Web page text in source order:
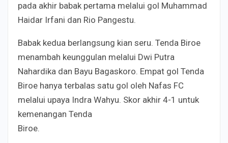
pada akhir babak pertama melalui gol Muhammad
Haidar Irfani dan Rio Pangestu.
Babak kedua berlangsung kian seru. Tenda Biroe
menambah keunggulan melalui Dwi Putra
Nahardika dan Bayu Bagaskoro. Empat gol Tenda
Biroe hanya terbalas satu gol oleh Nafas FC
melalui upaya Indra Wahyu. Skor akhir 4-1 untuk
kemenangan Tenda
Biroe.